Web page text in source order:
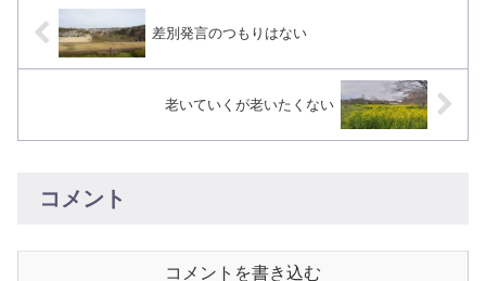
差別発言のつもりはない
老いていくが老いたくない
コメント
コメントを書き込む